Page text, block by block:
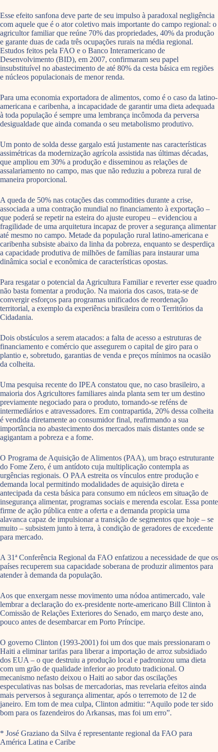
Esse efeito sanfona deve parte de seu impulso à paradoxal negligência
com aquele que é o ator coletivo mais importante do campo regional: o
agricultor familiar que reúne 70% das propriedades, 40% da produção
e garante duas de cada três ocupações rurais na média regional.
Estudos feitos pela FAO e o Banco Interamericano de
Desenvolvimento (BID), em 2007, confirmaram seu papel
insubstituível no abastecimento de até 80% da cesta básica em regiões
e núcleos populacionais de menor renda.
Para uma economia exportadora de alimentos, como é o caso da latino-
americana e caribenha, a incapacidade de garantir uma dieta adequada
à toda população é sempre uma lembrança incômoda da perversa
desigualdade que ainda comanda o seu metabolismo produtivo.
Um ponto de solda desse gargalo está justamente nas características
assimétricas da modernização agrícola assistida nas últimas décadas,
que ampliou em 30% a produção e disseminou as relações de
assalariamento no campo, mas que não reduziu a pobreza rural de
maneira proporcional.
A queda de 50% nas cotações das commodities durante a crise,
associada a uma contração mundial no financiamento à exportação –
que poderá se repetir na esteira do ajuste europeu – evidenciou a
fragilidade de uma arquitetura incapaz de prover a segurança alimentar
até mesmo no campo. Metade da população rural latino-americana e
caribenha subsiste abaixo da linha da pobreza, enquanto se desperdiça
a capacidade produtiva de milhões de famílias para instaurar uma
dinâmica social e econômica de características opostas.
Para resgatar o potencial da Agricultura Familiar e reverter esse quadro
não basta fomentar a produção. Na maioria dos casos, trata-se de
convergir esforços para programas unificados de reordenação
territorial, a exemplo da experiência brasileira com o Territórios da
Cidadania.
Dois obstáculos a serem atacados: a falta de acesso a estruturas de
financiamento e comércio que assegurem o capital de giro para o
plantio e, sobretudo, garantias de venda e preços mínimos na ocasião
da colheita.
Uma pesquisa recente do IPEA constatou que, no caso brasileiro, a
maioria dos Agricultores familiares ainda planta sem ter um destino
previamente negociado para o produto, tornando-se reféns de
intermediários e atravessadores. Em contrapartida, 20% dessa colheita
é vendida diretamente ao consumidor final, reafirmando a sua
importância no abastecimento dos mercados mais distantes onde se
agigantam a pobreza e a fome.
O Programa de Aquisição de Alimentos (PAA), um braço estruturante
do Fome Zero, é um antídoto cuja multiplicação contempla as
urgências regionais. O PAA estreita os vínculos entre produção e
demanda local permitindo modalidades de aquisição direta e
antecipada da cesta básica para consumo em núcleos em situação de
insegurança alimentar, programas sociais e merenda escolar. Essa ponte
firme de ação pública entre a oferta e a demanda propicia uma
alavanca capaz de impulsionar a transição de segmentos que hoje – se
muito – subsistem junto à terra, à condição de geradores de excedente
para mercado.
A 31ª Conferência Regional da FAO enfatizou a necessidade de que os
países recuperem sua capacidade soberana de produzir alimentos para
atender à demanda da população.
Aos que enxergam nesse movimento uma nódoa antimercado, vale
lembrar a declaração do ex-presidente norte-americano Bill Clinton à
Comissão de Relações Exteriores do Senado, em março deste ano,
pouco antes de desembarcar em Porto Príncipe.
O governo Clinton (1993-2001) foi um dos que mais pressionaram o
Haiti a eliminar tarifas para liberar a importação de arroz subsidiado
dos EUA – o que destruiu a produção local e padronizou uma dieta
com um grão de qualidade inferior ao produto tradicional. O
mecanismo nefasto deixou o Haiti ao sabor das oscilações
especulativas nas bolsas de mercadorias, mas revelaria efeitos ainda
mais perversos à segurança alimentar, após o terremoto de 12 de
janeiro. Em tom de mea culpa, Clinton admitiu: “Aquilo pode ter sido
bom para os fazendeiros do Arkansas, mas foi um erro”.
* José Graziano da Silva é representante regional da FAO para
América Latina e Caribe